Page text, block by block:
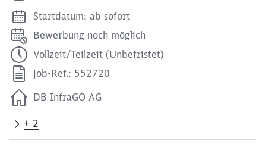
Startdatum: ab sofort
Bewerbung noch möglich
Vollzeit/Teilzeit (Unbefristet)
Job-Ref.: 552720
DB InfraGO AG
+ 2